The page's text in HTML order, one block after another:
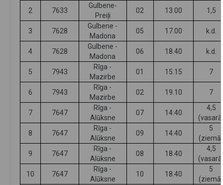
2 7633
Gulbene-
Preiļi
02 13.00 1,5
3 7628
Gulbene -
Madona
05 17.00 k.d.
4 7628
Gulbene -
Madona
06 18.40 k.d.
5 7943
Rīga -
Mazirbe
01 15.15 7
6 7943
Rīga -
Mazirbe
02 19.10 7
7 7647
Rīga -
Alūksne
07 14:40
4,5
8
7647
Rīga -
Alūksne
09 14:40
5
9
7647
Rīga -
Alūksne
08 18.40
4,5
10
7647
Rīga -
Alūksne
10 18.40
5